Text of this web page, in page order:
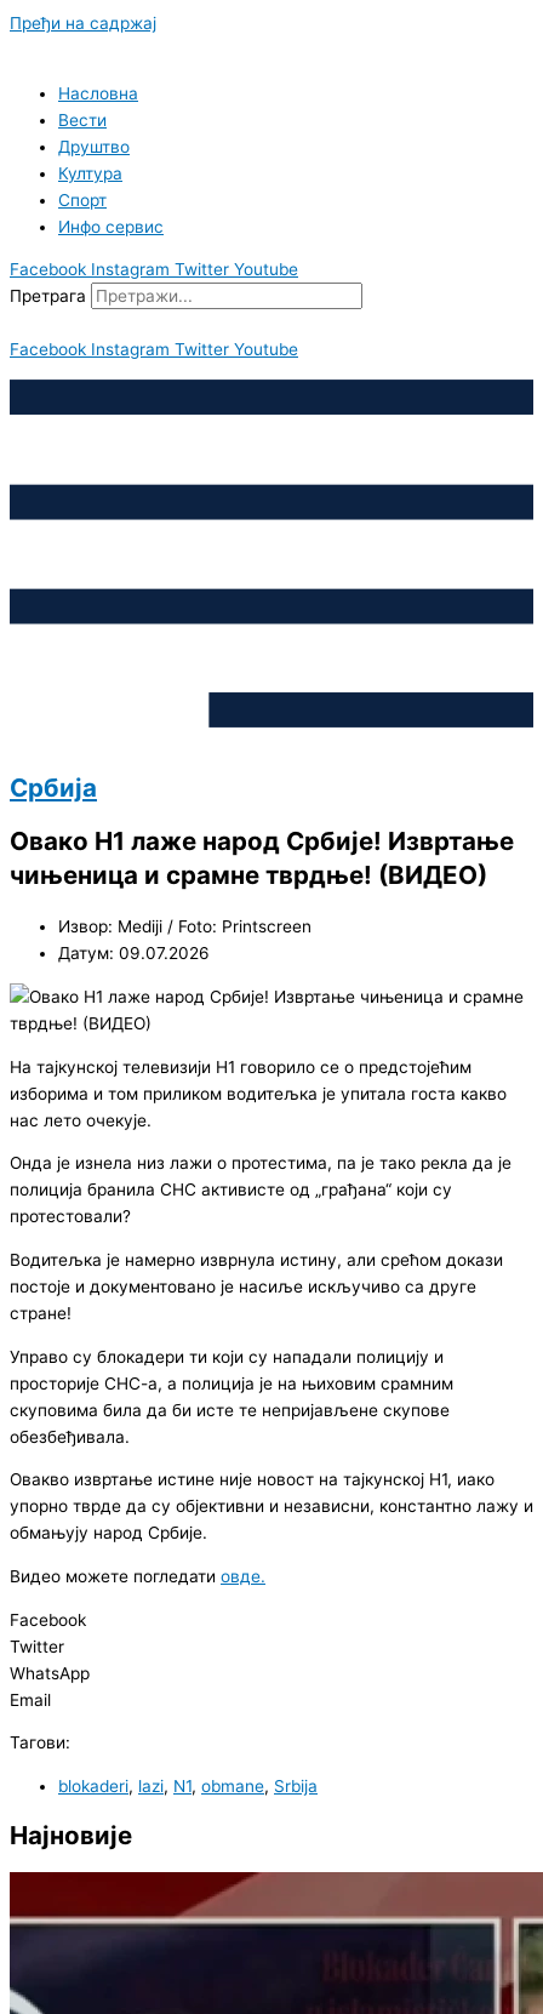
Пређи на садржај
Насловна
Вести
Друштво
Култура
Спорт
Инфо сервис
Facebook Instagram Twitter Youtube
Претрага
Facebook Instagram Twitter Youtube
Србија
Овако Н1 лаже народ Србије! Извртање
чињеница и срамне тврдње! (ВИДЕО)
Извор: Mediji / Foto: Printscreen
Датум: 09.07.2026
На тајкунској телевизији Н1 говорило се о предстојећим
изборима и том приликом водитељка је упитала госта какво
нас лето очекује.
Онда је изнела низ лажи о протестима, па је тако рекла да је
полиција бранила СНС активисте од „грађана“ који су
протестовали?
Водитељка је намерно изврнула истину, али срећом докази
постоје и документовано је насиље искључиво са друге
стране!
Управо су блокадери ти који су нападали полицију и
просторије СНС-а, а полиција је на њиховим срамним
скуповима била да би исте те непријављене скупове
обезбеђивала.
Овакво извртање истине није новост на тајкунској Н1, иако
упорно тврде да су објективни и независни, константно лажу и
обмањују народ Србије.
Видео можете погледати овде.
Facebook
Twitter
WhatsApp
Email
Тагови:
blokaderi, lazi, N1, obmane, Srbija
Најновије